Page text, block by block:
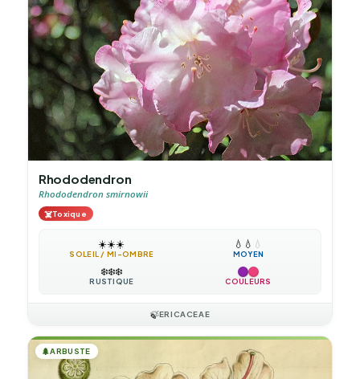
Rhododendron
Rhododendron smirnowii
☠️Toxique
☀️☀️☀️
SOLEIL / MI-OMBRE
💧 💧 💧
MOYEN
❄️❄️❄️
RUSTIQUE COULEURS
🍃ERICACEAE
🌲ARBUSTE